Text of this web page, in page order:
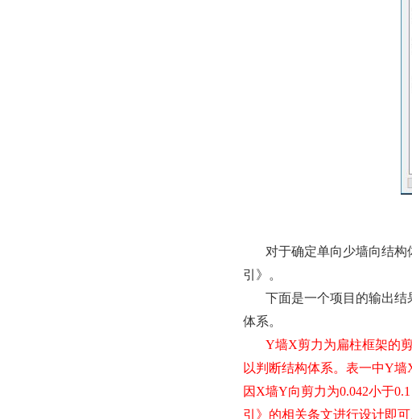
对于确定单向少墙向结
引》。
下面是一个项目的输出
体系。
Y墙X剪力为扁柱框架的
以判断结构体系。表一中Y墙
因 X墙Y向剪力为0.042小于0.1
引》的相关条文进行设计即可